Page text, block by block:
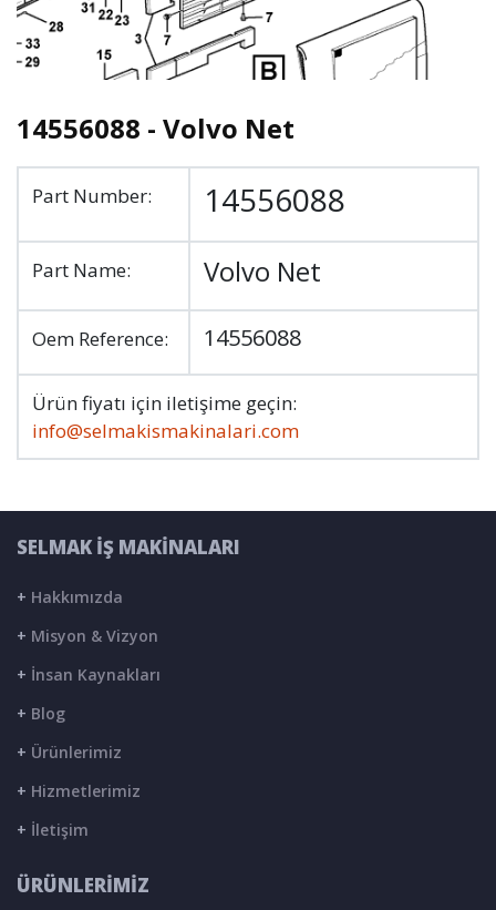
14556088 - Volvo Net
Part Number: 14556088
Part Name: Volvo Net
Oem Reference: 14556088
Ürün fiyatı için iletişime geçin:
info@selmakismakinalari.com
SELMAK İŞ MAKİNALARI
+ Hakkımızda
+ Misyon & Vizyon
+ İnsan Kaynakları
+ Blog
+ Ürünlerimiz
+ Hizmetlerimiz
+ İletişim
ÜRÜNLERİMİZ